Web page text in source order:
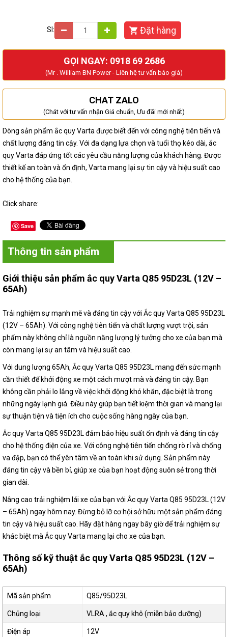
Sl: Đặt hàng
GỌI NGAY: 0918 69 2686
(Mr . William BN Power - Liên hệ tư vấn báo giá)
CHAT ZALO
(Chát với tư vấn nhận Giá chuẩn, Ưu đãi mới nhất)
Dòng sản phẩm ắc quy Varta được biết đến với công nghệ tiên tiến và
chất lượng đáng tin cậy. Với đa dạng lựa chọn và tuổi thọ kéo dài, ắc
quy Varta đáp ứng tốt các yêu cầu năng lượng của khách hàng. Được
thiết kế an toàn và ổn định, Varta mang lại sự tin cậy và hiệu suất cao
cho hệ thống của bạn.
Click share:
Save
Thông tin sản phẩm
Giới thiệu sản phẩm ắc quy Varta Q85 95D23L (12V –
65Ah)
Trải nghiệm sự mạnh mẽ và đáng tin cậy với Ắc quy Varta Q85 95D23L
(12V – 65Ah). Với công nghệ tiên tiến và chất lượng vượt trội, sản
phẩm này không chỉ là nguồn năng lượng lý tưởng cho xe của bạn mà
còn mang lại sự an tâm và hiệu suất cao.
Với dung lượng 65Ah, Ắc quy Varta Q85 95D23L mang đến sức mạnh
cần thiết để khởi động xe một cách mượt mà và đáng tin cậy. Bạn
không cần phải lo lắng về việc khởi động khó khăn, đặc biệt là trong
những ngày lạnh giá. Điều này giúp bạn tiết kiệm thời gian và mang lại
sự thuận tiện và tiện ích cho cuộc sống hàng ngày của bạn.
Ắc quy Varta Q85 95D23L đảm bảo hiệu suất ổn định và đáng tin cậy
cho hệ thống điện của xe. Với công nghệ tiên tiến chống rò rỉ và chống
va đập, bạn có thể yên tâm về an toàn khi sử dụng. Sản phẩm này
đáng tin cậy và bền bỉ, giúp xe của bạn hoạt động suôn sẻ trong thời
gian dài.
Nâng cao trải nghiệm lái xe của bạn với Ắc quy Varta Q85 95D23L (12V
– 65Ah) ngay hôm nay. Đừng bỏ lỡ cơ hội sở hữu một sản phẩm đáng
tin cậy và hiệu suất cao. Hãy đặt hàng ngay bây giờ để trải nghiệm sự
khác biệt mà Ắc quy Varta mang lại cho xe của bạn.
Thông số kỹ thuật ắc quy Varta Q85 95D23L (12V –
65Ah)
Mã sản phẩm Q85/95D23L
Chủng loại VLRA , ắc quy khô (miễn bảo dưỡng)
Điện áp 12V